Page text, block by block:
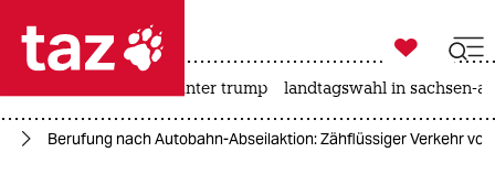
 taz zahl ich
taz zahl ich

taz zahl ich
usa unter trump landtagswahl in sachsen-
Berufung nach Autobahn-Abseilaktion: Zähflüssiger Verkehr vor